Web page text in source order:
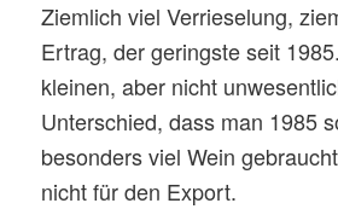
Ziemlich viel Verrieselung,
Ertrag, der geringste seit
kleinen, aber nicht
Unterschied, dass man 1985
besonders viel Wein
nicht für den Export.